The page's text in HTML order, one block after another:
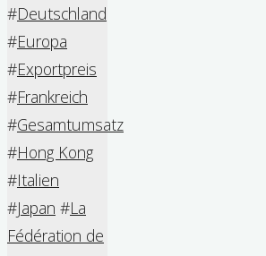
#Deutschland
#Europa
#Exportpreis
#Frankreich
#Gesamtumsatz
#Hong Kong
#Italien
#Japan #La
Fédération de